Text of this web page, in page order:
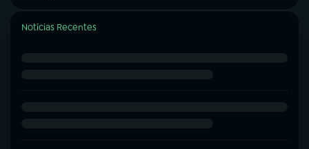
Notícias Recentes